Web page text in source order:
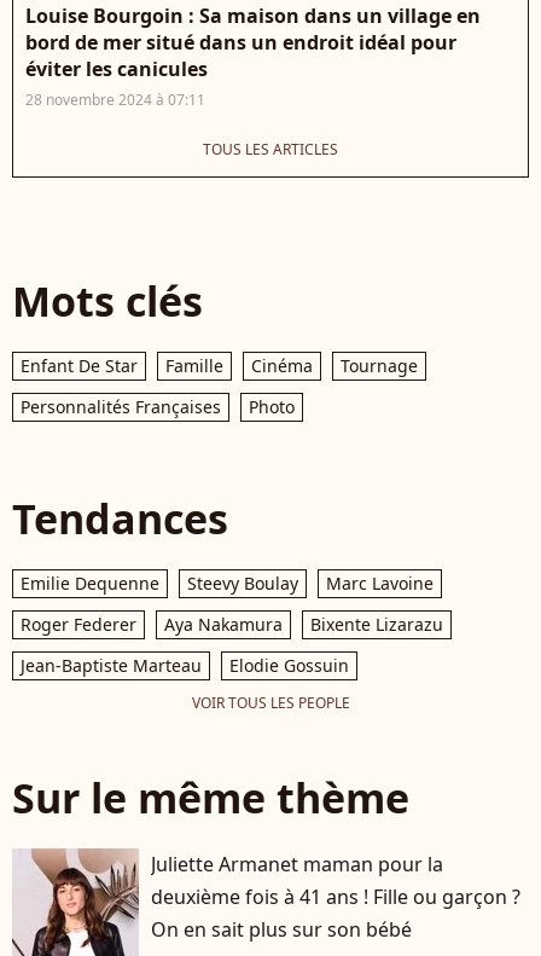
Louise Bourgoin : Sa maison dans un village en
bord de mer situé dans un endroit idéal pour
éviter les canicules
28 novembre 2024 à 07:11
TOUS LES ARTICLES
Mots clés
Enfant De Star Famille Cinéma
Tournage
Personnalités Françaises
Photo
Tendances
Emilie Dequenne Steevy Boulay
Marc Lavoine
Roger Federer
Aya Nakamura
Bixente Lizarazu
Jean-Baptiste Marteau
Elodie Gossuin
VOIR TOUS LES PEOPLE
Sur le même thème
Juliette Armanet maman pour la
deuxième fois à 41 ans ! Fille ou garçon ?
On en sait plus sur son bébé